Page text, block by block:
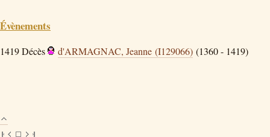
Évènements
1419Décès d'ARMAGNAC, Jeanne (I129066) (1360 - 1419)